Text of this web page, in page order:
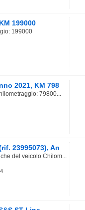
199000
199000
2021, KM 798
79800...
23995073), An
del veicolo Chilom...